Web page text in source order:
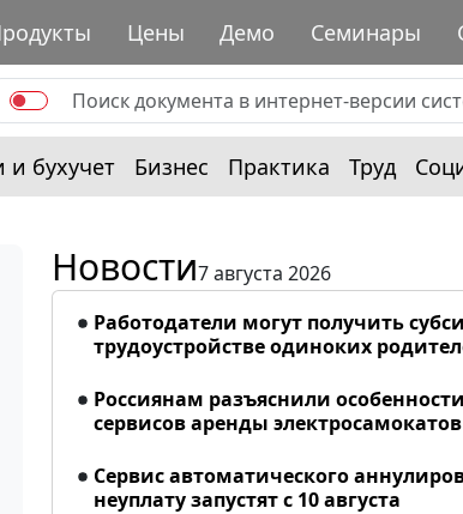
Цены Демо Семинары
и бухучет Бизнес Практика Труд
Новости7 августа 2026
Работодатели могут получить
трудоустройстве одиноких
Россиянам разъяснили
сервисов аренды электросамокатов
Сервис автоматического
неуплату запустят с 10 августа